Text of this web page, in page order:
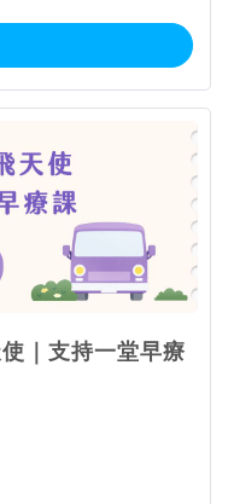
｜支持一堂早療